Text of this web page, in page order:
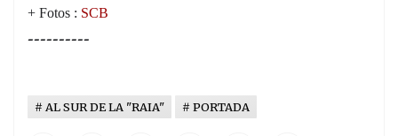
+ Fotos : SCB
----------
AL SUR DE LA "RAIA" PORTADA